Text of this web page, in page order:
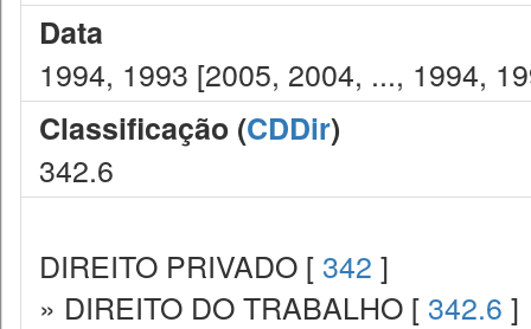
Data
1994, 1993 [2005, 2004, ..., 1994,
Classificação (CDDir)
342.6
DIREITO PRIVADO [ 342 ]
» DIREITO DO TRABALHO [ 342.6 ]